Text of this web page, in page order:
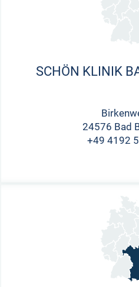
SCHÖN KLINIK
24576 Bad
+49 4192